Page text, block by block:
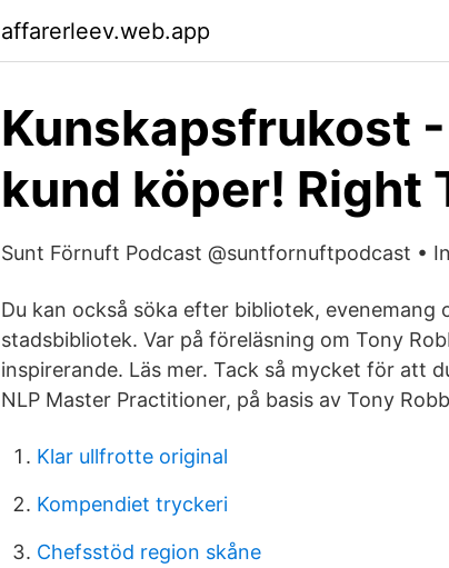
affarerleev.web.app
Kunskapsfrukost
kund köper! Right
Sunt Förnuft Podcast @suntfornuftpodcast •
Du kan också söka efter bibliotek,
stadsbibliotek. Var på föreläsning om Tony
inspirerande. Läs mer. Tack så mycket för att
NLP Master Practitioner, på basis av Tony
Klar ullfrotte original
Kompendiet tryckeri
Chefsstöd region skåne